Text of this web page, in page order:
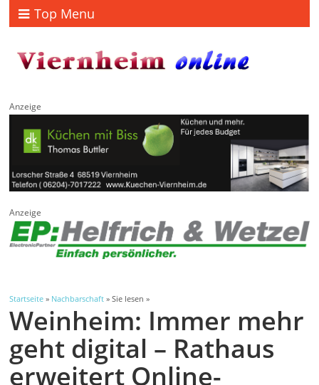
Top Menu
Anzeige
Anzeige
Startseite » Nachbarschaft » Sie lesen »
Weinheim: Immer mehr
geht digital – Rathaus
erweitert Online-